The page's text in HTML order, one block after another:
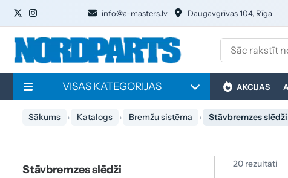
info@a-masters.lv Daugavgrīvas 104, Rīga
VISAS KATEGORIJAS AKCIJAS
Sākums Katalogs Bremžu sistēma Stāvbremzes slēdži
Stāvbremzes slēdži
20 rezultāti